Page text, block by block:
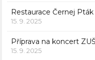
Restaurace Černej Pták
15. 9. 2025
Příprava na koncert
15. 9. 2025